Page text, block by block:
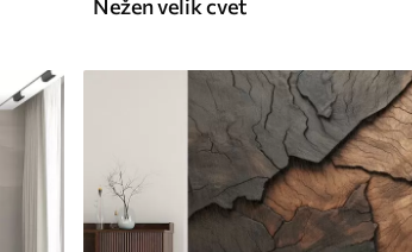
Nežen velik cvet